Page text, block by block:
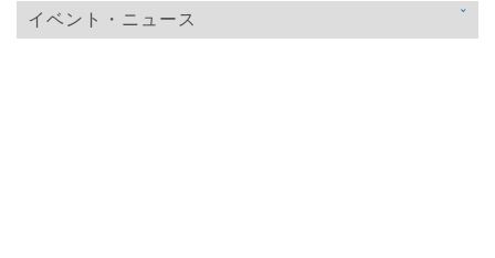
税金
スキルアップ
イベント・ニュース